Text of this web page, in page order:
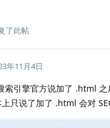
了此帖
年11月4日
索引擎官方说加了 .html 之
只说了加了 .html 会对